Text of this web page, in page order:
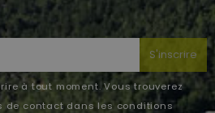
S'inscrire
à tout moment. Vous trouverez
de contact dans les conditions